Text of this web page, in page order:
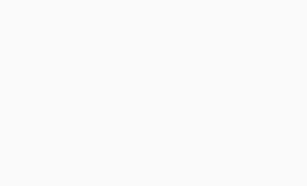
sur de Santa María de la Nuez.
se conoce este tramo como “Los Estrechos”. Los
de amplio desarrollo longitudinal y escasa